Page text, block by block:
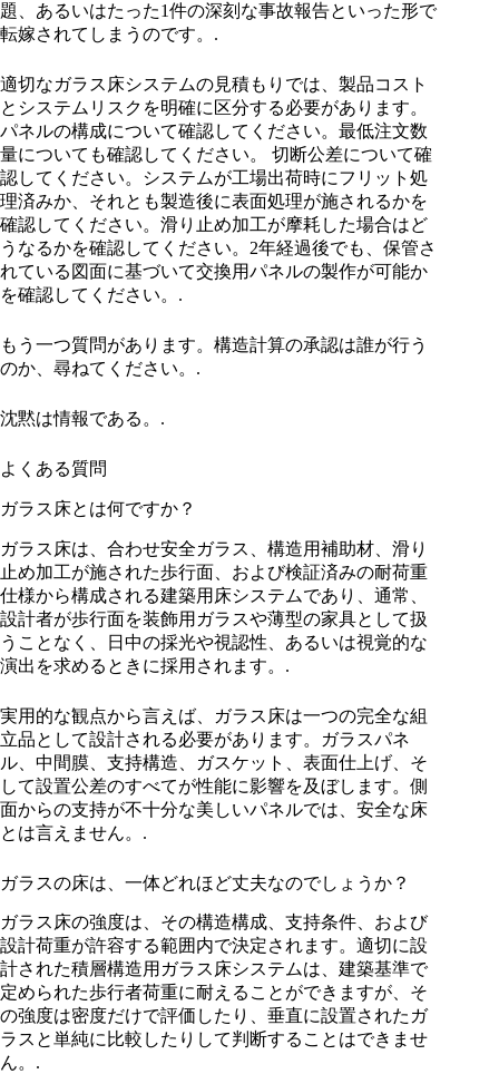
題、あるいはたった1件の深刻な事故報告といった形で
転嫁されてしまうのです。.
適切なガラス床システムの見積もりでは、製品コスト
とシステムリスクを明確に区分する必要があります。
パネルの構成について確認してください。最低注文数
量についても確認してください。 切断公差について確
認してください。システムが工場出荷時にフリット処
理済みか、それとも製造後に表面処理が施されるかを
確認してください。滑り止め加工が摩耗した場合はど
うなるかを確認してください。2年経過後でも、保管さ
れている図面に基づいて交換用パネルの製作が可能か
を確認してください。.
もう一つ質問があります。構造計算の承認は誰が行う
のか、尋ねてください。.
沈黙は情報である。.
よくある質問
ガラス床とは何ですか？
ガラス床は、合わせ安全ガラス、構造用補助材、滑り
止め加工が施された歩行面、および検証済みの耐荷重
仕様から構成される建築用床システムであり、通常、
設計者が歩行面を装飾用ガラスや薄型の家具として扱
うことなく、日中の採光や視認性、あるいは視覚的な
演出を求めるときに採用されます。.
実用的な観点から言えば、ガラス床は一つの完全な組
立品として設計される必要があります。ガラスパネ
ル、中間膜、支持構造、ガスケット、表面仕上げ、そ
して設置公差のすべてが性能に影響を及ぼします。側
面からの支持が不十分な美しいパネルでは、安全な床
とは言えません。.
ガラスの床は、一体どれほど丈夫なのでしょうか？
ガラス床の強度は、その構造構成、支持条件、および
設計荷重が許容する範囲内で決定されます。適切に設
計された積層構造用ガラス床システムは、建築基準で
定められた歩行者荷重に耐えることができますが、そ
の強度は密度だけで評価したり、垂直に設置されたガ
ラスと単純に比較したりして判断することはできませ
ん。.